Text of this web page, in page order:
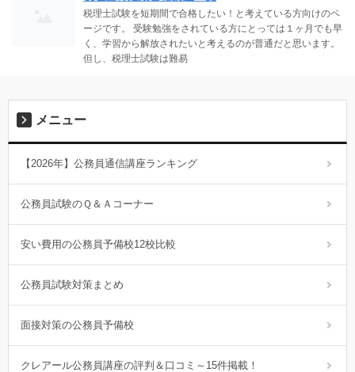
税理士試験を短期間で合格したい！と考えている方向けのペ
ージです。 受験勉強をされている方にとっては１ヶ月でも早
く、学習から解放されたいと考えるのが普通だと思います。
但し、税理士試験は難易
メニュー
【2026年】公務員通信講座ランキング
公務員試験のＱ＆Ａコーナー
安い費用の公務員予備校12校比較
公務員試験対策まとめ
面接対策の公務員予備校
クレアール公務員講座の評判＆口コミ～15件掲載！